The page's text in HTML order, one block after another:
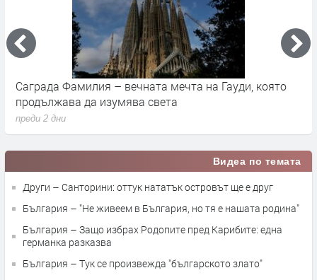
Саграда Фамилия – вечната мечта на Гауди, която
продължава да изумява света
преди 2 дни
Видеа по темата
Други – Санторини: оттук нататък островът ще е друг
България – "Не живеем в България, но тя е нашата родина"
България – Защо избрах Родопите пред Карибите: една
германка разказва
България – Тук се произвежда "българското злато"